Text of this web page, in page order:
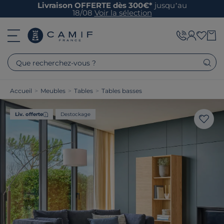
Livraison OFFERTE dès 300€* jusqu’au
18/08 Voir la sélection
Que recherchez-vous ?
Accueil > Meubles > Tables > Tables basses
Liv. offerte Destockage